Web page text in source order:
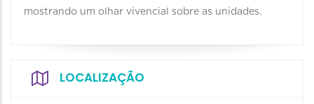
mostrando um olhar vivencial sobre as unidades.
LOCALIZAÇÃO